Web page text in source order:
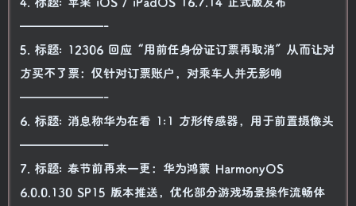
———————-
5. 标题: 12306 回应“用前任身份证订票再取消”从而让对
方买不了票：仅针对订票账户，对乘车人并无影响
———————-
6. 标题: 消息称华为在看 1:1 方形传感器，用于前置摄像头
———————-
7. 标题: 春节前再来一更：华为鸿蒙 HarmonyOS
6.0.0.130 SP15 版本推送，优化部分游戏场景操作流畅体